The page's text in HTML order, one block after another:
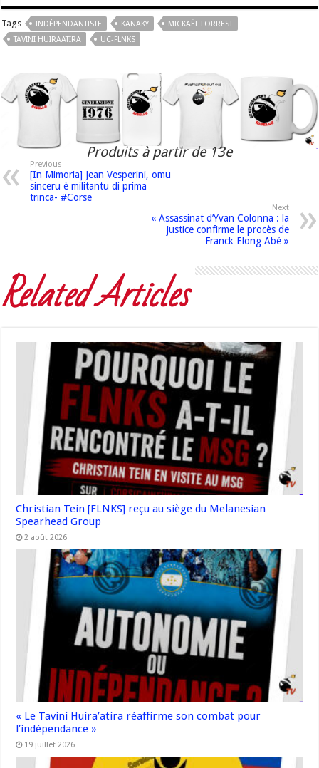
Tags INDÉPENDANTISTE KANAKY
MICKAËL FORREST
TAVINI HUIRAATIRA
UC-FLNKS
Produits à partir de 13e
Previous
[In Mimoria] Jean Vesperini, omu
sinceru è militantu di prima
trinca- #Corse
Next
« Assassinat d’Yvan Colonna : la
justice confirme le procès de
Franck Elong Abé »
Related Articles
Christian Tein [FLNKS] reçu au siège du Melanesian
Spearhead Group
2 août 2026
« Le Tavini Huira’atira réaffirme son combat pour
l’indépendance »
19 juillet 2026